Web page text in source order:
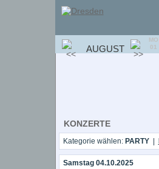
KONZERTE
Kategorie wählen: PARTY|
Samstag 04.10.2025
AUGUST
MO
01